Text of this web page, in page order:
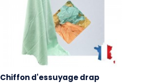
Chiffon d'essuyage drap